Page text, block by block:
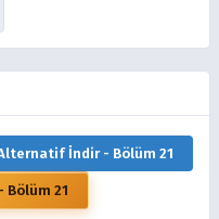
İndir - Bölüm 21
Bölüm 21